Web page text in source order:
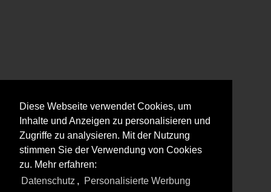
Diese Webseite verwendet Cookies, um
Inhalte und Anzeigen zu personalisieren und
Zugriffe zu analysieren. Mit der Nutzung
stimmen Sie der Verwendung von Cookies
zu. Mehr erfahren:
Datenschutz , Personalisierte Werbung